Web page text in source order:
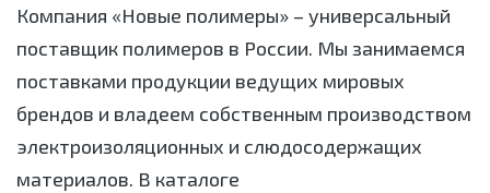
Компания «Новые полимеры» – универсальный
поставщик полимеров в России. Мы занимаемся
поставками продукции ведущих мировых
брендов и владеем собственным производством
электроизоляционных и слюдосодержащих
материалов. В каталоге